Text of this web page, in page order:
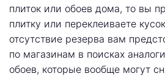
плиток или обоев дома, то вы
плитку или переклеиваете
отсутствие резерва вам
по магазинам в поисках
обоев, которые вообще могут